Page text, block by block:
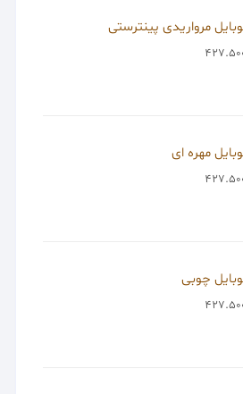
مرواریدی پینترستی
مهره ای
چوبی